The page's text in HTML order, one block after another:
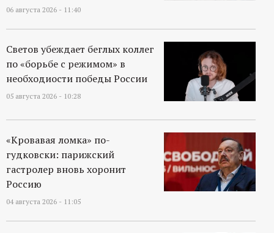
06 августа 2026 - 11:40
Светов убеждает беглых коллег
по «борьбе с режимом» в
необходиости победы России
05 августа 2026 - 10:28
«Кровавая ломка» по-
гудковски: парижский
гастролер вновь хоронит
Россию
04 августа 2026 - 11:05